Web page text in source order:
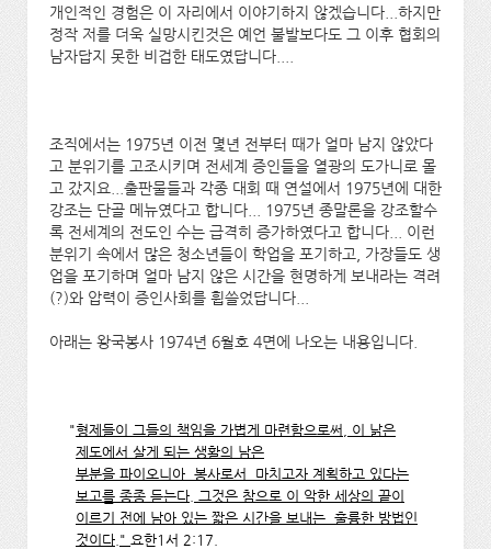
개인적인 경험은 이 자리에서 이야기하지 않겠습니다...하지만
정작 저를 더욱 실망시킨것은 예언 불발보다도 그 이후 협회의
남자답지 못한 비겁한 태도였답니다....
조직에서는 1975년 이전 몇년 전부터 때가 얼마 남지 않았다
고 분위기를 고조시키며 전세계 증인들을 열광의 도가니로 몰
고 갔지요...출판물들과 각종 대회 때 연설에서 1975년에 대한
강조는 단골 메뉴였다고 합니다... 1975년 종말론을 강조할수
록 전세계의 전도인 수는 급격히 증가하였다고 합니다... 이런
분위기 속에서 많은 청소년들이 학업을 포기하고, 가장들도 생
업을 포기하며 얼마 남지 않은 시간을 현명하게 보내라는 격려
(?)와 압력이 증인사회를 휩쓸었답니다...
아래는 왕국봉사 1974년 6월호 4면에 나오는 내용입니다.
"형제들이 그들의 책임을 가볍게 마련함으로써, 이 낡은
제도에서 살게 되는 생활의 남은
부분을 파이오니아 봉사로서 마치고자 계획하고 있다는
보고를 종종 듣는다. 그것은 참으로 이 악한 세상의 끝이
이르기 전에 남아 있는 짧은 시간을 보내는 훌륭한 방법인
것이다." 요한1서 2:17.